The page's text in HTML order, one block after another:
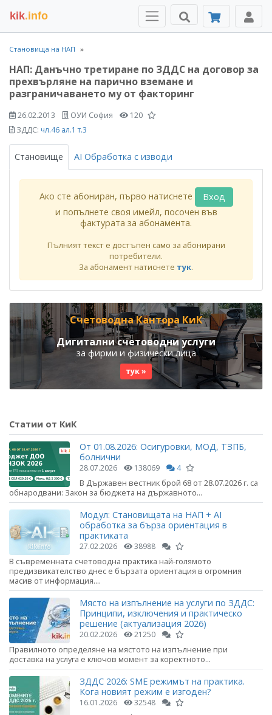
kik.info
Становища на НАП
НАП: Данъчно третиране по ЗДДС на договор за
прехвърляне на парично вземане и
разграничаването му от факторинг
26.02.2013 ОУИ София
120
ЗДДС: чл.46 ал.1 т.3
Становище AI Обработка с изводи
Ако сте абониран, първо натиснете
Вход
и попълнете своя имейл, посочен във
фактурата за абонамента.
Пълният текст е достъпен само за абонирани
потребители.
За абонамент натиснете тук.
Счетоводна Кантора КиК
Дигитални счетоводни услуги
за фирми и физически лица
тук »
Статии от КиК
От 01.08.2026: Осигуровки, МОД, ТЗПБ,
болнични
28.07.2026 138069 4
В Държавен вестник брой 68 от 28.07.2026 г. са
обнародвани: Закон за бюджета на държавното...
Модул: Становищата на НАП + AI
обработка за бърза ориентация в
практиката
27.02.2026 38988
В съвременната счетоводна практика най-голямото
предизвикателство днес е бързата ориентация в огромния
масив от информация....
Място на изпълнение на услуги по ЗДДС:
Принципи, изключения и практическо
решение (актуализация 2026)
20.02.2026 21250
Правилното определяне на мястото на изпълнение при
доставка на услуга е ключов момент за коректното...
ЗДДС 2026: SME режимът на практика.
Кога новият режим е изгоден?
16.01.2026 32548